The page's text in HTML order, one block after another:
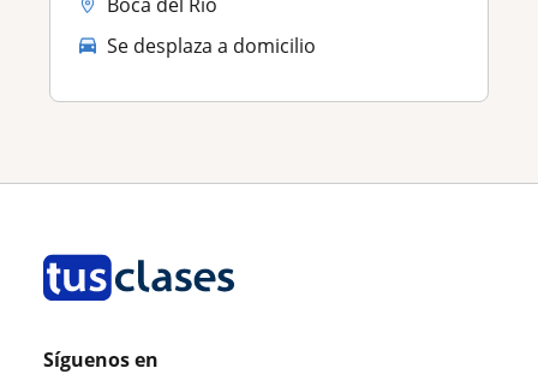
Se desplaza a domicilio
Síguenos en